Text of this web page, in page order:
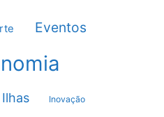
Eventos
Ilhas Inovação